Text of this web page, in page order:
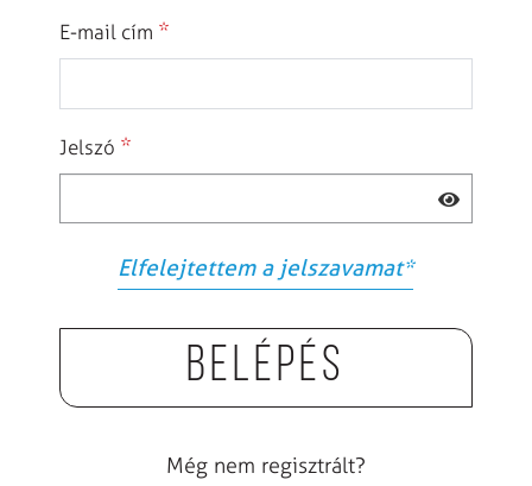
E-mail cím *
Jelszó *
Elfelejtettem a jelszavamat*
Belépés
Még nem regisztrált?